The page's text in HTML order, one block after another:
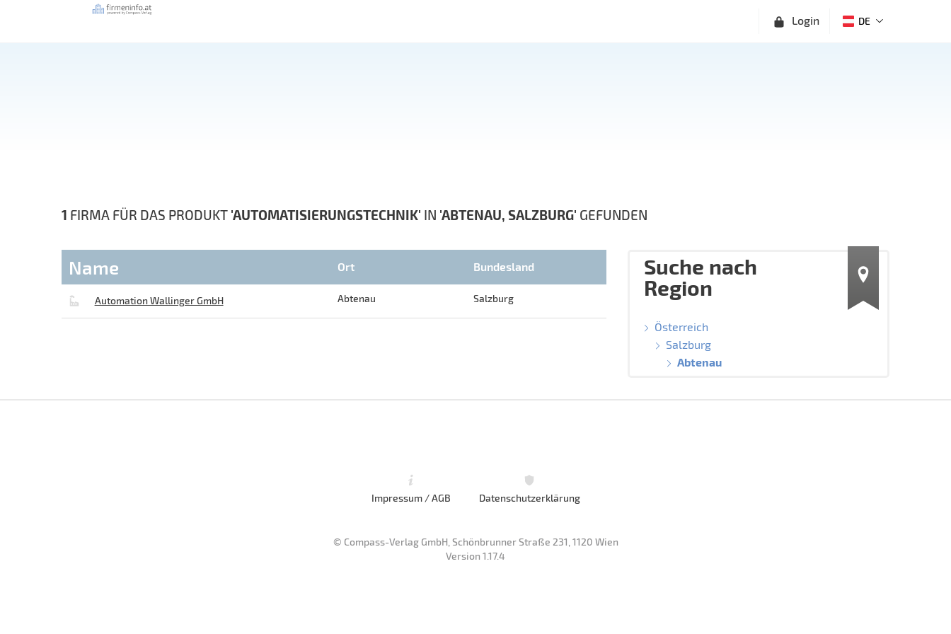
Login DE
1 FIRMA FÜR DAS PRODUKT 'AUTOMATISIERUNGSTECHNIK' IN 'ABTENAU, SALZBURG' GEFUNDEN
Name Ort Bundesland
Automation Wallinger GmbH Abtenau Salzburg
Suche nach
Region
Österreich
Salzburg
Abtenau
Impressum / AGB Datenschutzerklärung
© Compass-Verlag GmbH, Schönbrunner Straße 231, 1120 Wien
Version 1.17.4